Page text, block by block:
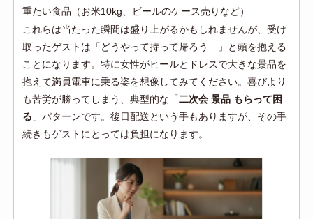
重たい食品（お米10kg、ビールのケース売りなど）
これらは当たった瞬間は盛り上がるかもしれませんが、受け
取ったゲストは「どうやって持って帰ろう…」と頭を抱える
ことになります。特に女性がヒールとドレスで大きな景品を
抱えて満員電車に乗る姿を想像してみてください。喜びより
も苦労が勝ってしまう、典型的な「二次会 景品 もらって困
る 」パターンです。後日配送という手もありますが、その手
続きもゲストにとっては負担になります。